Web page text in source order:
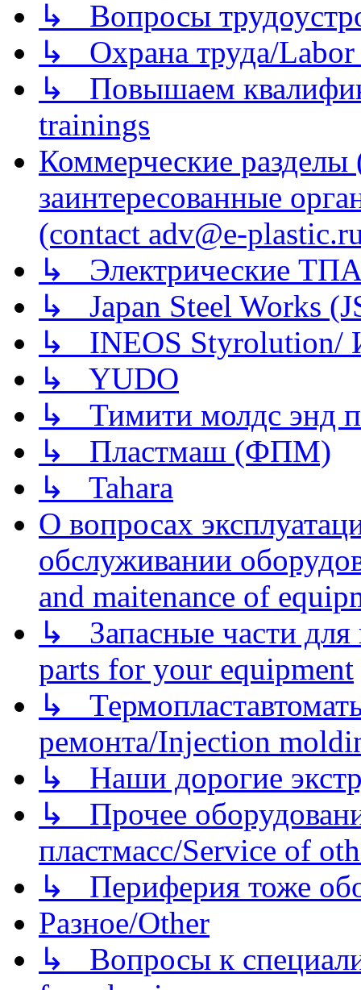
↳ Вопросы
↳ Охрана труда/Labor
↳ Повышаем
trainings
Коммерческие
заинтересованные
(contact adv@e-
↳ Электрические
↳ Japan Steel Works
↳ INEOS
↳ YUDO
↳ Тимити молдс энд
↳ Пластмаш (ФПМ)
↳ Tahara
О вопросах
обслуживании
and maitenance of
↳ Запасные части для
parts for your equipment
↳
ремонта/Injection
↳ Наши дорогие
↳ Прочее
пластмасс/Service of
↳ Периферия тоже
Разное/Other
↳ Вопросы к